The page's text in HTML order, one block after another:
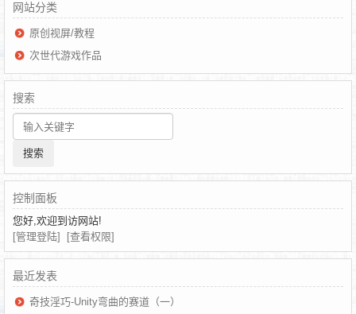
网站分类
原创视屏/教程
次世代游戏作品
搜索
控制面板
您好,欢迎到访网站!
[管理登陆]
[查看权限]
最近发表
奇技淫巧-Unity弯曲的赛道（一）